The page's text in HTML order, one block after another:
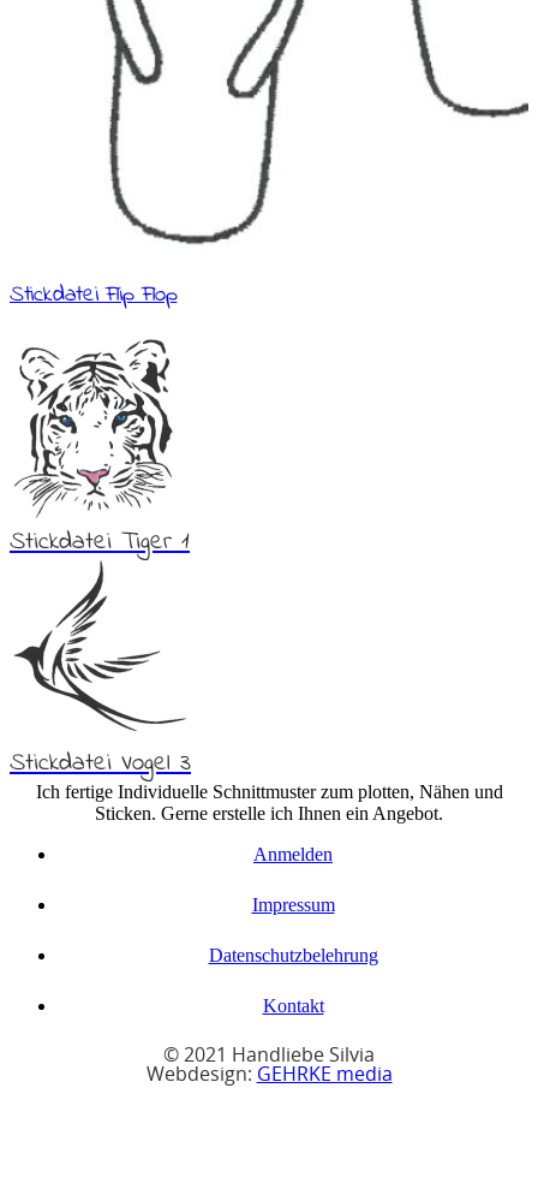
Stickdatei Flip Flop
Stickdatei Tiger 1
Stickdatei Vogel 3
Ich fertige Individuelle Schnittmuster zum plotten, Nähen und
Sticken. Gerne erstelle ich Ihnen ein Angebot.
Anmelden
Impressum
Datenschutzbelehrung
Kontakt
© 2021 Handliebe Silvia
Webdesign: GEHRKE media